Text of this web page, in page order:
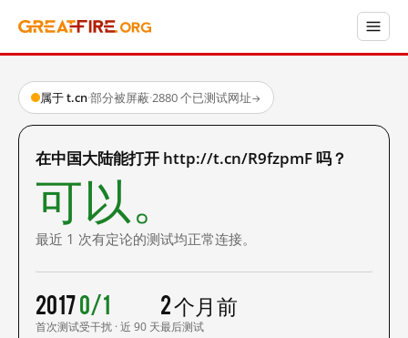
属于 t.cn·部分被屏蔽·2880 个已测试网址→
在中国大陆能打开 http://t.cn/R9fzpmF 吗？
可以。
最近 1 次有定论的测试均正常连接。
2017
首次测试
0/1
受干扰 · 近 90 天
2 个月前
最后测试